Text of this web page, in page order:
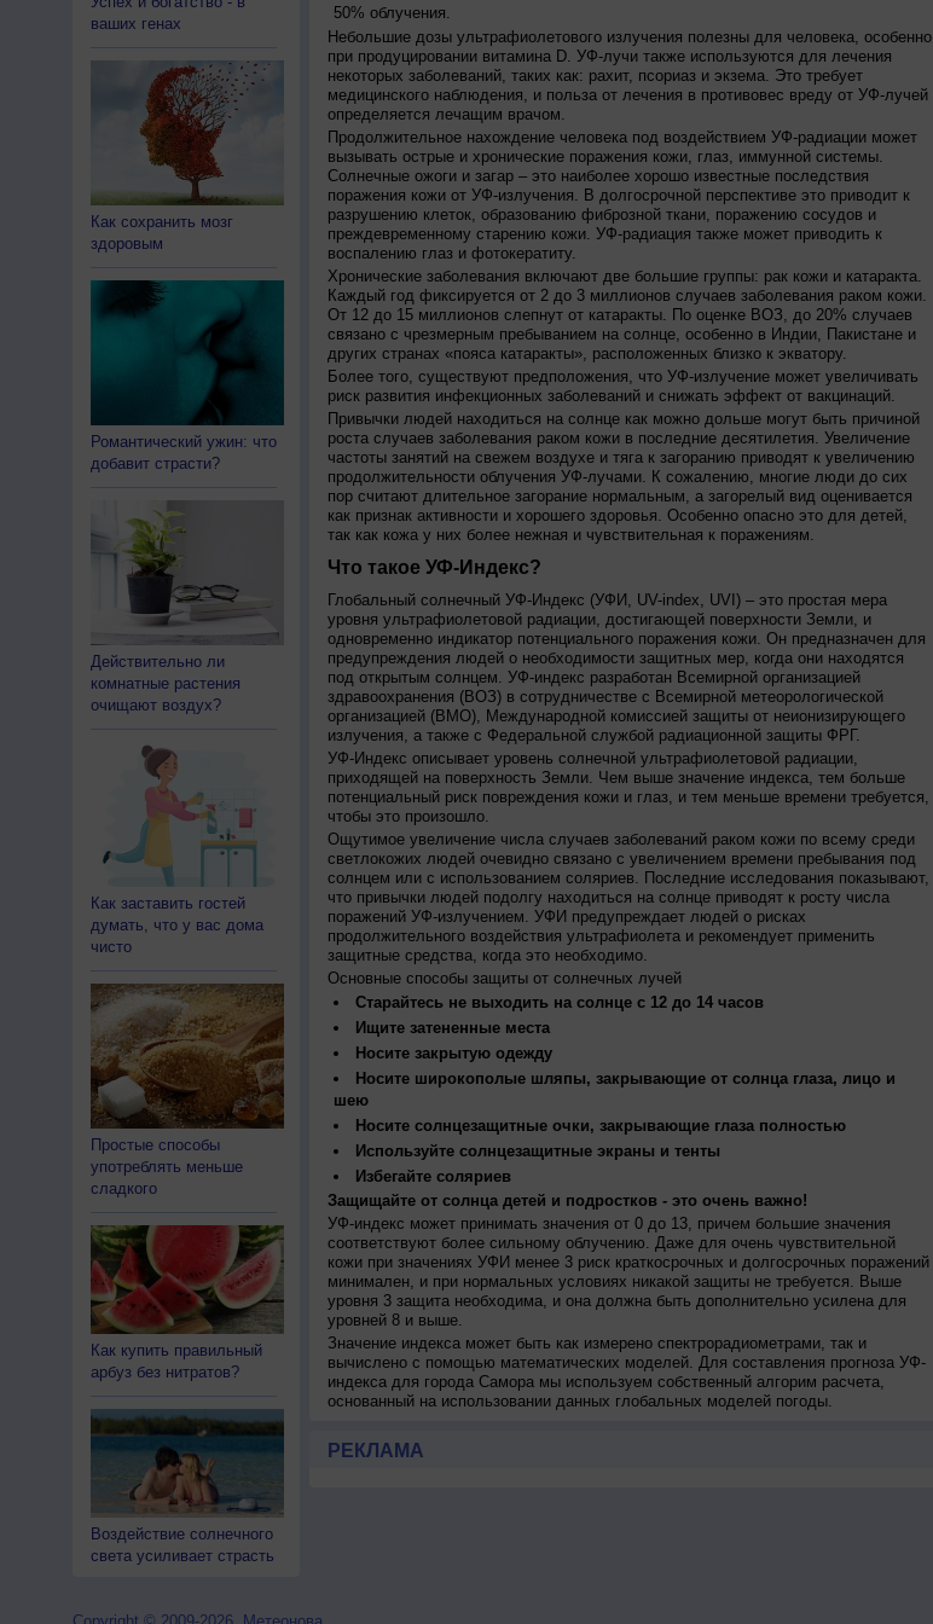
ваших генах
Как сохранить мозг
здоровым
Романтический ужин: что
добавит страсти?
Действительно ли
комнатные растения
очищают воздух?
Как заставить гостей
думать, что у вас дома
чисто
Простые способы
употреблять меньше
сладкого
Как купить правильный
арбуз без нитратов?
Воздействие солнечного
света усиливает страсть
50% облучения.
Небольшие дозы ультрафиолетового излучения полезны для человека, особенно
при продуцировании витамина D. УФ-лучи также используются для лечения
некоторых заболеваний, таких как: рахит, псориаз и экзема. Это требует
медицинского наблюдения, и польза от лечения в противовес вреду от УФ-лучей
определяется лечащим врачом.
Продолжительное нахождение человека под воздействием УФ-радиации может
вызывать острые и хронические поражения кожи, глаз, иммунной системы.
Солнечные ожоги и загар – это наиболее хорошо известные последствия
поражения кожи от УФ-излучения. В долгосрочной перспективе это приводит к
разрушению клеток, образованию фиброзной ткани, поражению сосудов и
преждевременному старению кожи. УФ-радиация также может приводить к
воспалению глаз и фотокератиту.
Хронические заболевания включают две большие группы: рак кожи и катаракта.
Каждый год фиксируется от 2 до 3 миллионов случаев заболевания раком кожи.
От 12 до 15 миллионов слепнут от катаракты. По оценке ВОЗ, до 20% случаев
связано с чрезмерным пребыванием на солнце, особенно в Индии, Пакистане и
других странах «пояса катаракты», расположенных близко к экватору.
Более того, существуют предположения, что УФ-излучение может увеличивать
риск развития инфекционных заболеваний и снижать эффект от вакцинаций.
Привычки людей находиться на солнце как можно дольше могут быть причиной
роста случаев заболевания раком кожи в последние десятилетия. Увеличение
частоты занятий на свежем воздухе и тяга к загоранию приводят к увеличению
продолжительности облучения УФ-лучами. К сожалению, многие люди до сих
пор считают длительное загорание нормальным, а загорелый вид оценивается
как признак активности и хорошего здоровья. Особенно опасно это для детей,
так как кожа у них более нежная и чувствительная к поражениям.
Что такое УФ-Индекс?
Глобальный солнечный УФ-Индекс (УФИ, UV-index, UVI) – это простая мера
уровня ультрафиолетовой радиации, достигающей поверхности Земли, и
одновременно индикатор потенциального поражения кожи. Он предназначен для
предупреждения людей о необходимости защитных мер, когда они находятся
под открытым солнцем. УФ-индекс разработан Всемирной организацией
здравоохранения (ВОЗ) в сотрудничестве с Всемирной метеорологической
организацией (ВМО), Международной комиссией защиты от неионизирующего
излучения, а также с Федеральной службой радиационной защиты ФРГ.
УФ-Индекс описывает уровень солнечной ультрафиолетовой радиации,
приходящей на поверхность Земли. Чем выше значение индекса, тем больше
потенциальный риск повреждения кожи и глаз, и тем меньше времени требуется,
чтобы это произошло.
Ощутимое увеличение числа случаев заболеваний раком кожи по всему среди
светлокожих людей очевидно связано с увеличением времени пребывания под
солнцем или с использованием соляриев. Последние исследования показывают,
что привычки людей подолгу находиться на солнце приводят к росту числа
поражений УФ-излучением. УФИ предупреждает людей о рисках
продолжительного воздействия ультрафиолета и рекомендует применить
защитные средства, когда это необходимо.
Основные способы защиты от солнечных лучей
Старайтесь не выходить на солнце с 12 до 14 часов
Ищите затененные места
Носите закрытую одежду
Носите широкополые шляпы, закрывающие от солнца глаза, лицо и
шею
Носите солнцезащитные очки, закрывающие глаза полностью
Используйте солнцезащитные экраны и тенты
Избегайте соляриев
Защищайте от солнца детей и подростков - это очень важно!
УФ-индекс может принимать значения от 0 до 13, причем большие значения
соответствуют более сильному облучению. Даже для очень чувствительной
кожи при значениях УФИ менее 3 риск краткосрочных и долгосрочных поражений
минимален, и при нормальных условиях никакой защиты не требуется. Выше
уровня 3 защита необходима, и она должна быть дополнительно усилена для
уровней 8 и выше.
Значение индекса может быть как измерено спектрорадиометрами, так и
вычислено с помощью математических моделей. Для составления прогноза УФ-
индекса для города Самора мы используем собственный алгорим расчета,
основанный на использовании данных глобальных моделей погоды.
РЕКЛАМА